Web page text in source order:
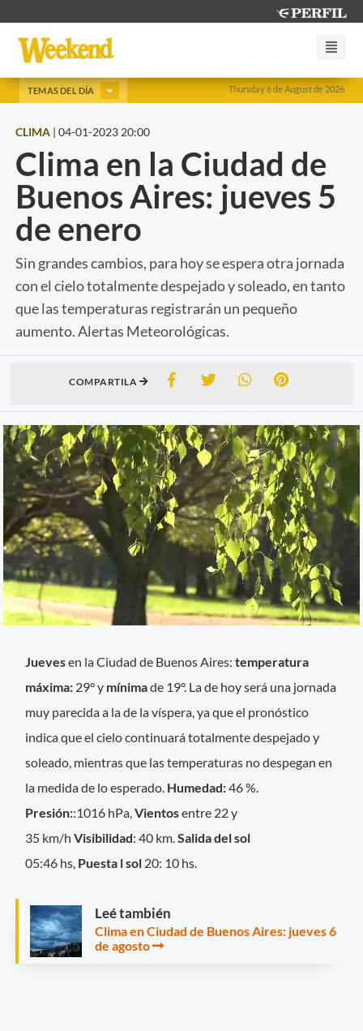
Thursday 6 de August de 2026
TEMAS DEL DÍA
CLIMA | 04-01-2023 20:00
Clima en la Ciudad de
Buenos Aires: jueves 5
de enero
Sin grandes cambios, para hoy se espera otra jornada
con el cielo totalmente despejado y soleado, en tanto
que las temperaturas registrarán un pequeño
aumento. Alertas Meteorológicas.
COMPARTILA
Juevesen la Ciudad de Buenos Aires:temperatura
máxima: 29° y mínimade 19°. La de hoy será una jornada
muy parecida a la de la víspera, ya que el pronóstico
indica que el cielo continuará totalmente despejado y
soleado, mientras que las temperaturas no despegan en
la medida de lo esperado. Humedad:46 %.
Presión::1016 hPa,Vientosentre 22 y
35 km/hVisibilidad: 40 km.Salida del sol
05:46 hs, Puesta l sol 20: 10 hs.
Leé también
Clima en Ciudad de Buenos Aires: jueves 6
de agosto